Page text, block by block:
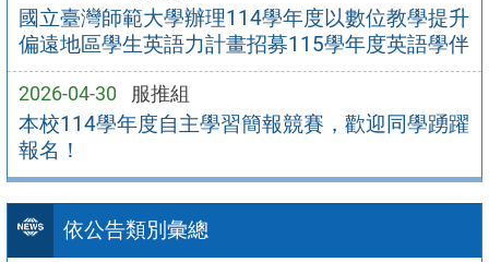
國立臺灣師範大學辦理114學年度以數位教學提升
偏遠地區學生英語力計畫招募115學年度英語學伴
2026-04-30 服推組
本校114學年度自主學習簡報競賽，歡迎同學踴躍
報名！
依公告類別彙總